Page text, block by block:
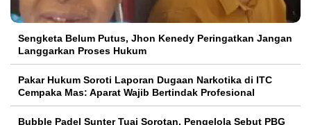
Sengketa Belum Putus, Jhon Kenedy Peringatkan Jangan
Langgarkan Proses Hukum
Pakar Hukum Soroti Laporan Dugaan Narkotika di ITC
Cempaka Mas: Aparat Wajib Bertindak Profesional
Bubble Padel Sunter Tuai Sorotan, Pengelola Sebut PBG